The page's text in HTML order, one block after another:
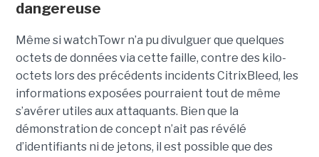
dangereuse
Même si watchTowr n’a pu divulguer que quelques
octets de données via cette faille, contre des kilo-
octets lors des précédents incidents CitrixBleed, les
informations exposées pourraient tout de même
s’avérer utiles aux attaquants. Bien que la
démonstration de concept n’ait pas révélé
d’identifiants ni de jetons, il est possible que des